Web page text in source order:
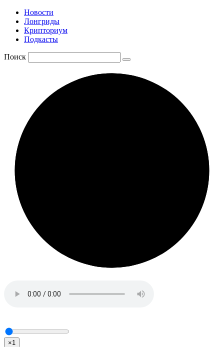
Новости
Лонгриды
Крипториум
Подкасты
Поиск
×1